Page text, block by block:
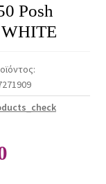
Posh
WHITE